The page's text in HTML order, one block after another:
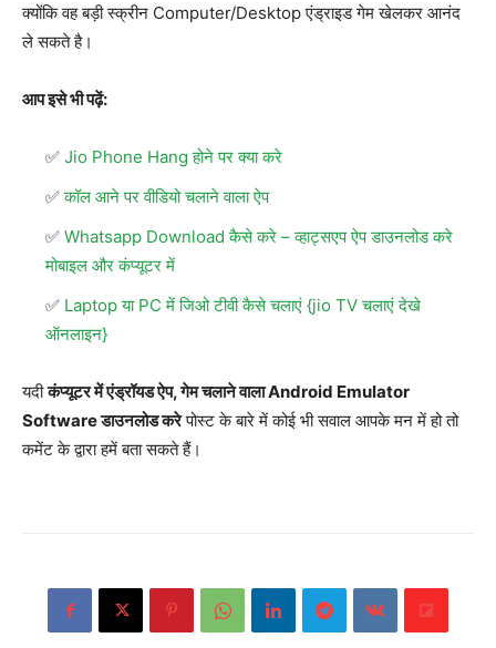
क्योंकि वह बड़ी स्क्रीन Computer/Desktop एंड्राइड गेम खेलकर आनंद
ले सकते है।
आप इसे भी पढ़ें:
Jio Phone Hang होने पर क्या करे
कॉल आने पर वीडियो चलाने वाला ऐप
Whatsapp Download कैसे करे – व्हाट्सएप ऐप डाउनलोड करे
मोबाइल और कंप्यूटर में
Laptop या PC में जिओ टीवी कैसे चलाएं {jio TV चलाएं देखे
ऑनलाइन}
यदीकंप्यूटर में एंड्रॉयड ऐप, गेम चलाने वाला Android Emulator
Software डाउनलोड करेपोस्ट के बारे में कोई भी सवाल आपके मन में हो तो
कमेंट के द्वारा हमें बता सकते हैं।